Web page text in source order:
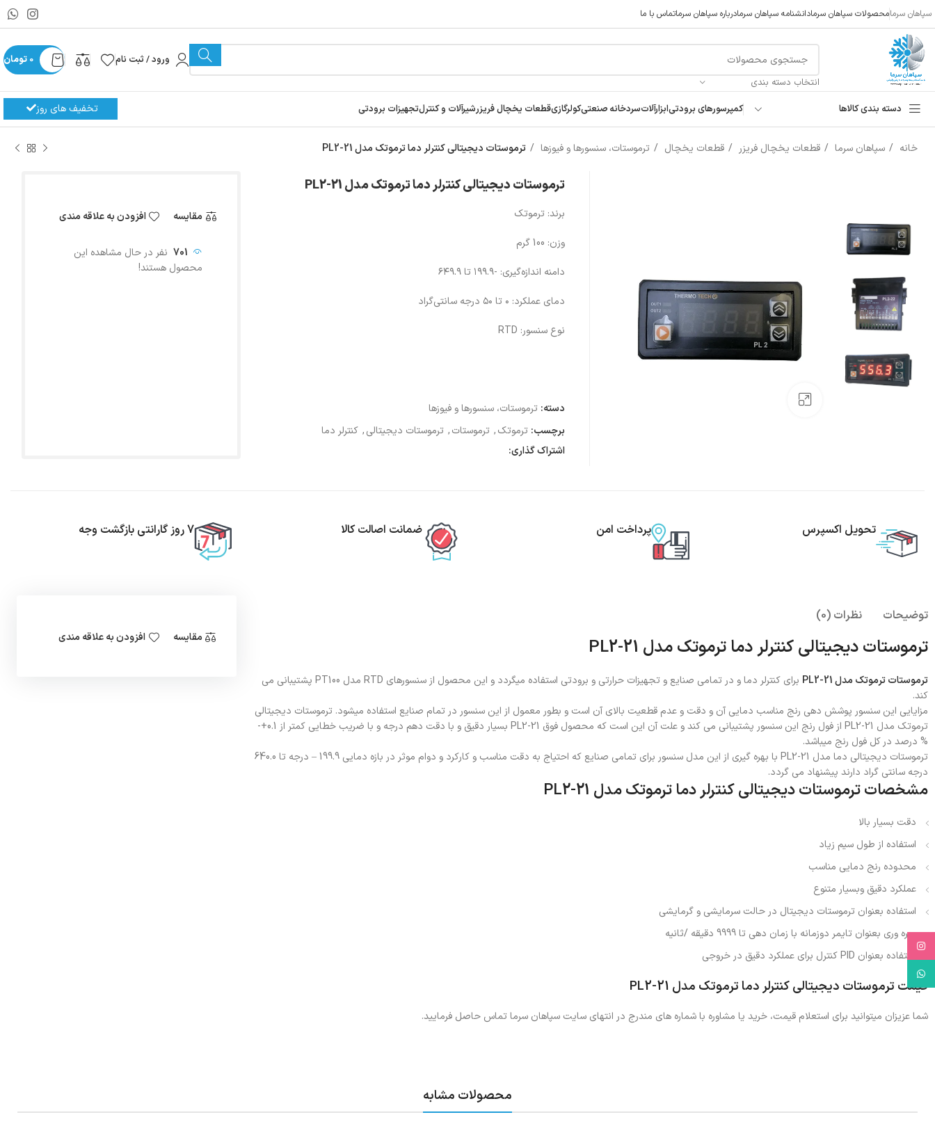
سپاهان سرمامحصولات سپاهان سرمادانشنامه سپاهان سرمادرباره سپاهان سرماتماس با ما
انتخاب دسته بندی
ورود / ثبت نام 0 تومان
دسته بندی کالاها کمپرسورهای برودتیابزارآلاتسردخانه صنعتیکولرگازیقطعات یخچال فریزرشیرآلات و کنترلتجهیزات برودتی تخفیف های روز
خانه سپاهان سرما قطعات یخچال فریزر قطعات یخچال ترموستات، سنسورها و فیوزها ترموستات دیجیتالی کنترلر دما ترموتک مدل PL2-21
ترموستات دیجیتالی کنترلر دما ترموتک مدل PL2-21
برند: ترموتک
وزن: 100 گرم
دامنه اندازه‌گیری: -۱۹۹.۹ تا ۶۴۹.۹
دمای عملکرد: ۰ تا ۵۰ درجه سانتی‌گراد
نوع سنسور: RTD
دسته: ترموستات، سنسورها و فیوزها
برچسب: ترموتک, ترموستات, ترموستات دیجیتالی, کنترلر دما
اشتراک گذاری:
مقایسه افزودن به علاقه مندی
701 نفر در حال مشاهده این
محصول هستند!
تحویل اکسپرس پرداخت امن ضمانت اصالت کالا 7 روز گارانتی بازگشت وجه
توضیحات نظرات (0)
ترموستات دیجیتالی کنترلر دما ترموتک مدل PL2-21
ترموستات ترموتک مدل PL2-21
برای کنترلر دما و در تمامی صنایع و تجهیزات حرارتی و برودتی استفاده میگردد و این محصول از سنسورهای RTD مدل PT100 پشتیبانی می
کند.
مزایایی این سنسور پوشش دهی رنج مناسب دمایی آن و دقت و عدم قطعیت بالای آن است و بطور معمول از این سنسور در تمام صنایع استفاده میشود. ترموستات دیجیتالی
ترموتک مدل PL2-21 از فول رنج این سنسور پشتیبانی می کند و علت آن این است که محصول فوق PL2-21 بسیار دقیق و با دقت دهم درجه و با ضریب خطایی کمتر از 0.1+-
% درصد در کل فول رنج میباشد.
ترموستات دیجیتالی دما مدل PL2-21 با بهره گیری از این مدل سنسور برای تمامی صنایع که احتیاج به دقت مناسب و کارکرد و دوام موثر در بازه دمایی 199.9 – درجه تا 640.0
درجه سانتی گراد دارند پیشنهاد می گردد.
مشخصات ترموستات دیجیتالی کنترلر دما ترموتک مدل PL2-21
دقت بسیار بالا
استفاده از طول سیم زیاد
محدوده رنج دمایی مناسب
عملکرد دقیق وبسیار متنوع
استفاده بعنوان ترموستات دیجیتال در حالت سرمایشی و گرمایشی
بهره وری بعنوان تایمر دوزمانه با زمان دهی تا 9999 دقیقه /ثانیه
استفاده بعنوان PID کنترل برای عملکرد دقیق در خروجی
قیمت ترموستات دیجیتالی کنترلر دما ترموتک مدل PL2-21
شما عزیزان میتوانید برای استعلام قیمت، خرید یا مشاوره با شماره های مندرج در انتهای سایت سپاهان سرما تماس حاصل فرمایید.
مقایسه افزودن به علاقه مندی
محصولات مشابه